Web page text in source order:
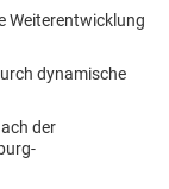
Weiterentwicklung
dynamische
der